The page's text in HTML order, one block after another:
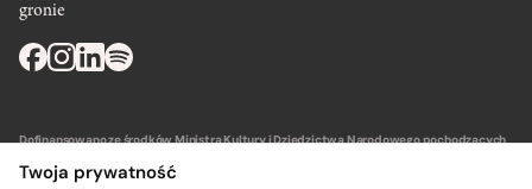
gronie
Dofinansowano ze środków Ministra Kultury i Dziedzictwa Narodowego pochodzących
Twoja prywatność